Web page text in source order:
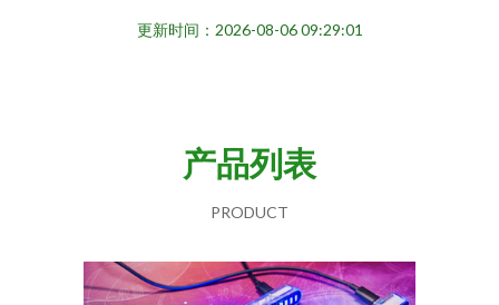
更新时间：2026-08-06 09:29:01
产品列表
PRODUCT